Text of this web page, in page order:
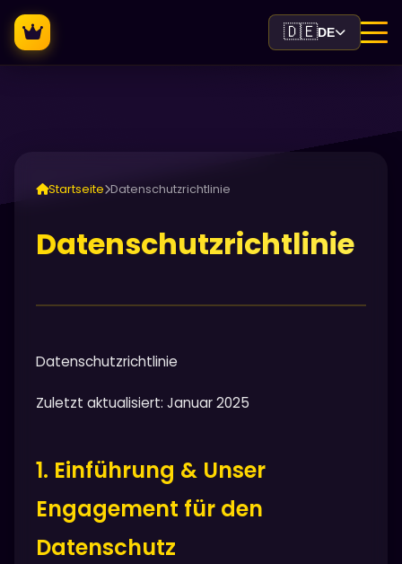
🇩🇪DE
Startseite Datenschutzrichtlinie
Datenschutzrichtlinie
Datenschutzrichtlinie
Zuletzt aktualisiert: Januar 2025
1. Einführung & Unser
Engagement für den
Datenschutz